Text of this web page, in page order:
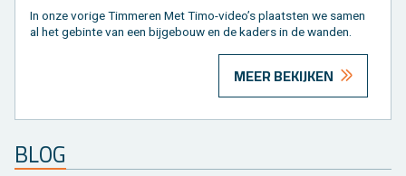
In onze vo­ri­ge Tim­me­ren Met Timo-video’s plaat­sten we samen
al het ge­bin­te van een bij­ge­bouw en de ka­ders in de wan­den.
MEER BEKIJKEN
BLOG